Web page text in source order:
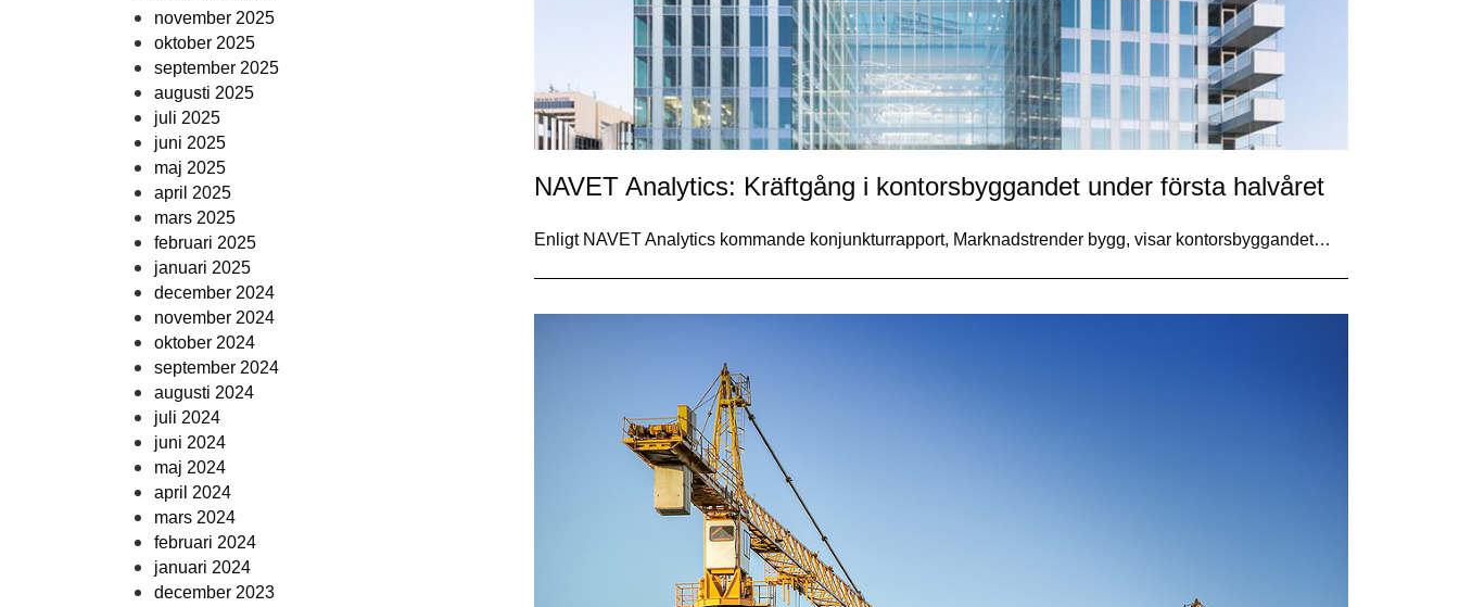
november 2025
oktober 2025
september 2025
augusti 2025
juli 2025
juni 2025
maj 2025
april 2025
mars 2025
februari 2025
januari 2025
december 2024
november 2024
oktober 2024
september 2024
augusti 2024
juli 2024
juni 2024
maj 2024
april 2024
mars 2024
februari 2024
januari 2024
december 2023
NAVET Analytics: Kräftgång i kontorsbyggandet under första halvåret
Enligt NAVET Analytics kommande konjunkturrapport, Marknadstrender bygg, visar kontorsbyggandet…